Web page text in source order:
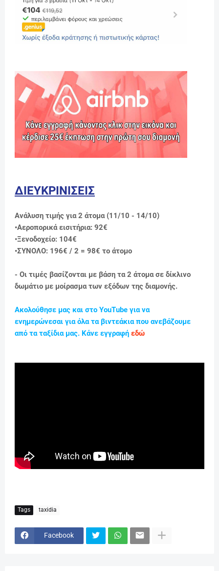
ΔΙΕΥΚΡΙΝΙΣΕΙΣ
Ανάλυση τιμής για 2 άτομα (11/10 - 14/10)
•Αεροπορικά εισιτήρια: 92€
•Ξενοδοχείo: 104€
•ΣΥΝΟΛΟ: 196€ / 2 = 98€ το άτομο
- Οι τιμές βασίζονται με βάση τα 2 άτομα σε δίκλινο
δωμάτιο με μοίρασμα των εξόδων της διαμονής.
Ακολούθησε μας και στο YouTube για να
ενημερώνεσαι για όλα τα βιντεάκια που ανεβάζουμε
από τα ταξίδια μας. Κάνε εγγραφή εδώ
Tags taxidia
Facebook